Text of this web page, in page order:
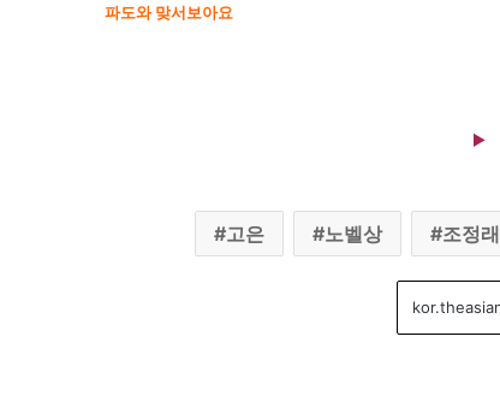
파도와 맞서보아요
고은 노벨상 조정래